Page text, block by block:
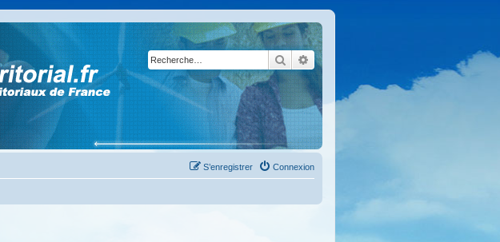
RechercherRecherche avancée
Connexion
S’enregistrer